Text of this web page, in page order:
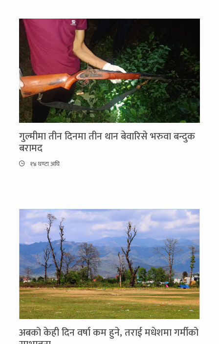
गुल्मीमा तीन दिनमा तीन थान बेवारिसे भरुवा बन्दुक
बरामद
१४ घण्टा अघि
अबको केही दिन वर्षा कम हुने, तराई मधेशमा गर्मीको